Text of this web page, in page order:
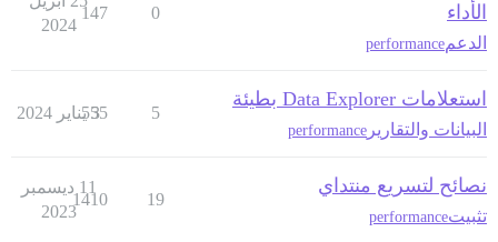
الأداء
الدعمperformance
0
147
2024
استعلامات Data Explorer بطيئة
البيانات والتقارير performance
5
555
3 يناير 2024
نصائح لتسريع منتداي
تثبيتperformance
19
1410
11 ديسمبر
2023